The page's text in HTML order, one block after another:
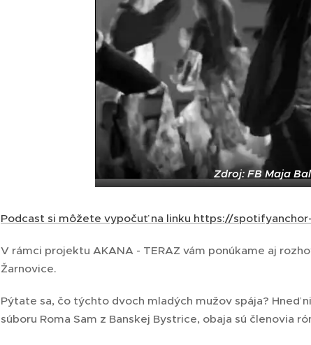
Zdroj: FB Maja
Podcast si môžete vypočuť na linku https://
V rámci projektu AKANA - TERAZ vám ponúkame aj
Žarnovice.
Pýtate sa, čo týchto dvoch mladých mužov spája? Hneď
súboru Roma Sam z Banskej Bystrice, obaja sú členovia